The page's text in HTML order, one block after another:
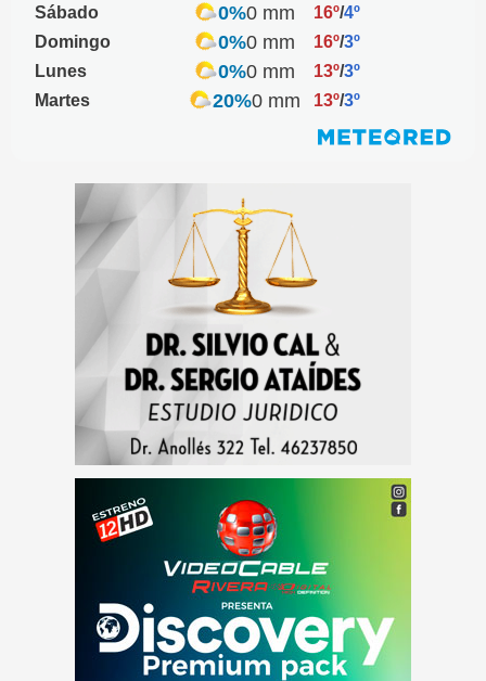
Sábado 0%0 mm 16º/4º
Domingo
0%0 mm 16º/3º
Lunes
0%0 mm 13º/3º
Martes
20%0 mm 13º/3º